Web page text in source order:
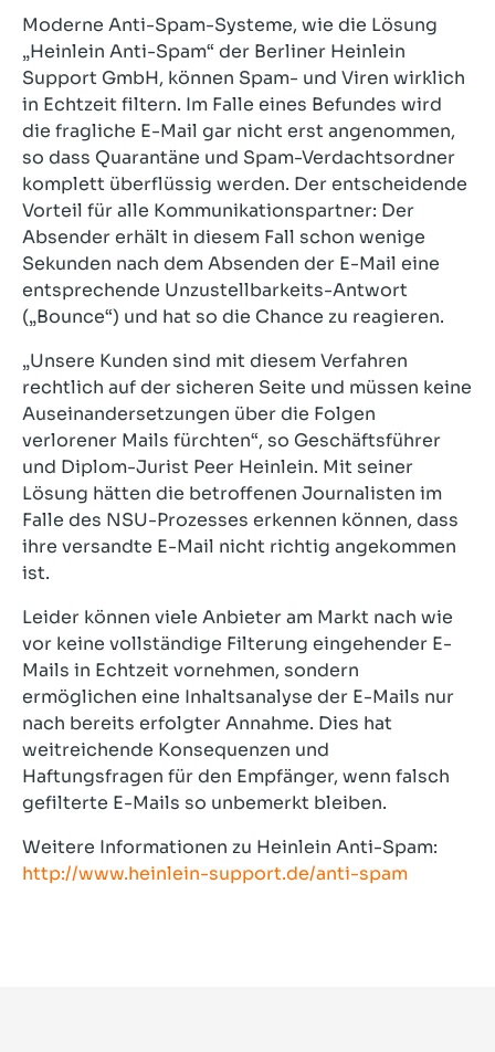
Moderne Anti-Spam-Systeme, wie die Lösung
„Heinlein Anti-Spam“ der Berliner Heinlein
Support GmbH, können Spam- und Viren wirklich
in Echtzeit filtern. Im Falle eines Befundes wird
die fragliche E-Mail gar nicht erst angenommen,
so dass Quarantäne und Spam-Verdachtsordner
komplett überflüssig werden. Der entscheidende
Vorteil für alle Kommunikationspartner: Der
Absender erhält in diesem Fall schon wenige
Sekunden nach dem Absenden der E-Mail eine
entsprechende Unzustellbarkeits-Antwort
(„Bounce“) und hat so die Chance zu reagieren.
„Unsere Kunden sind mit diesem Verfahren
rechtlich auf der sicheren Seite und müssen keine
Auseinandersetzungen über die Folgen
verlorener Mails fürchten“, so Geschäftsführer
und Diplom-Jurist Peer Heinlein. Mit seiner
Lösung hätten die betroffenen Journalisten im
Falle des NSU-Prozesses erkennen können, dass
ihre versandte E-Mail nicht richtig angekommen
ist.
Leider können viele Anbieter am Markt nach wie
vor keine vollständige Filterung eingehender E-
Mails in Echtzeit vornehmen, sondern
ermöglichen eine Inhaltsanalyse der E-Mails nur
nach bereits erfolgter Annahme. Dies hat
weitreichende Konsequenzen und
Haftungsfragen für den Empfänger, wenn falsch
gefilterte E-Mails so unbemerkt bleiben.
Weitere Informationen zu Heinlein Anti-Spam:
http://www.heinlein-support.de/anti-spam